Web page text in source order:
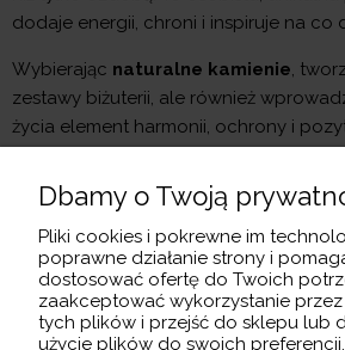
dodaje energii, chroni i inspiruje na co
Wybierając naturalne kamienie ,
zestawy biżuterii, ale również
życia element harmonii, ochrony i
MOJE KONTO
INFORMACJE
Dbamy o Twoją
Pliki cookies i pokrewne im
poprawne działanie strony i
dostosować ofertę do Twoich
zaakceptować wykorzystanie przez
tych plików i przejść do sklepu lub
użycie plików do swoich